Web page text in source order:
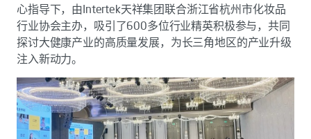
心指导下，由Intertek天祥集团联合浙江省杭州市化妆品
行业协会主办，吸引了600多位行业精英积极参与，共同
探讨大健康产业的高质量发展，为长三角地区的产业升级
注入新动力。